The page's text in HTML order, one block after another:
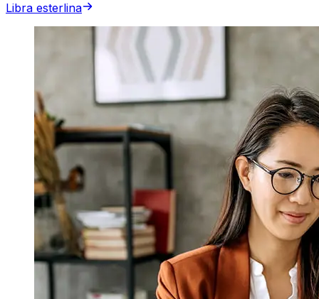
Libra esterlina